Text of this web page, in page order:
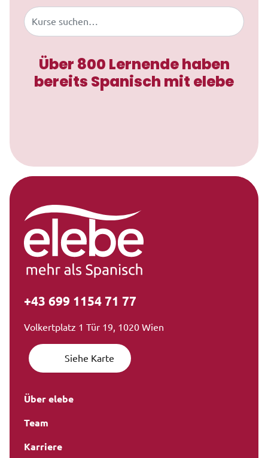
Buscar
Über 800 Lernende haben
bereits Spanisch mit elebe
+43 699 1154 71 77
Volkertplatz 1 Tür 19, 1020 Wien
Siehe Karte
Über elebe
Team
Karriere